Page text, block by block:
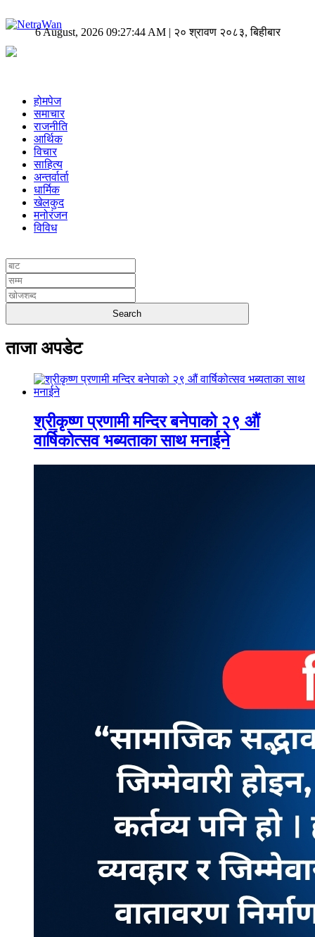
6 August, 2026 09:27:44 AM | २० श्रावण २०८३, बिहीबार
होमपेज
समाचार
राजनीति
आर्थिक
विचार
साहित्य
अन्तर्वार्ता
धार्मिक
खेलकुद
मनोरंजन
विविध
ताजा अपडेट
श्रीकृष्ण प्रणामी मन्दिर बनेपाको २९ औं
वार्षिकोत्सव भब्यताका साथ मनाईने